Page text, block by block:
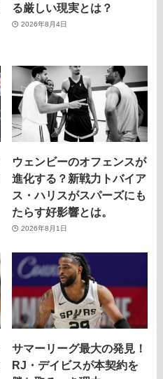
る厳しい現実とは？
2026年8月4日
ウェンビーのオフェンスが
進化する？新戦力トバイア
ス・ハリスがスパーズにも
たらす好影響とは。
2026年8月1日
サマーリーグ最大の発見！
RJ・デイビスが本契約を